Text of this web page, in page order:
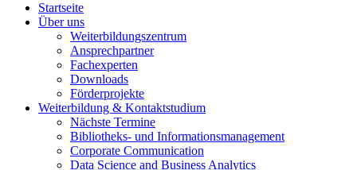
Startseite
Über uns
Weiterbildungszentrum
Ansprechpartner
Fachexperten
Downloads
Förderprojekte
Weiterbildung & Kontaktstudium
Nächste Termine
Bibliotheks- und Informationsmanagement
Corporate Communication
Data Science and Business Analytics